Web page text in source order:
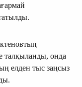
талқыланды, онда
елден тыс заңсыз